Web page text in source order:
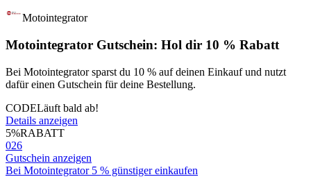
Motointegrator
Motointegrator Gutschein: Hol dir 10 % Rabatt
Bei Motointegrator sparst du 10 % auf deinen Einkauf und nutzt
dafür einen Gutschein für deine Bestellung.
CODELäuft bald ab!
Details anzeigen
5%RABATT
026
Gutschein anzeigen
Bei Motointegrator 5 % günstiger einkaufen